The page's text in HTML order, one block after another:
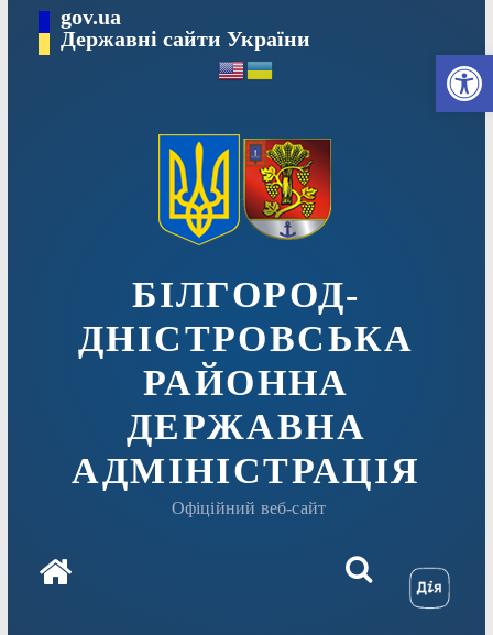
вмісту
gov.ua
Державні сайти України
БІЛГОРОД-
ДНІСТРОВСЬКА
РАЙОННА
ДЕРЖАВНА
АДМІНІСТРАЦІЯ
Офіційний веб-сайт